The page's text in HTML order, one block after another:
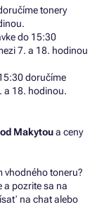
tonery
do 15:30
7. a 18. hodinou
doručíme
a 18. hodinou.
Makytoua ceny
vhodného toneru?
a pozrite sa na
na chat alebo